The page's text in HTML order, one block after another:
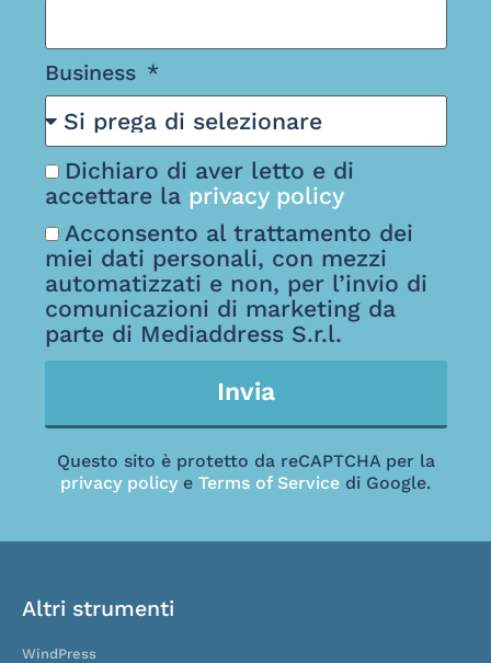
Business
Dichiaro di aver letto e di
accettare la privacy policy
Acconsento al trattamento dei
miei dati personali, con mezzi
automatizzati e non, per l’invio di
comunicazioni di marketing da
parte di Mediaddress S.r.l.
Invia
Questo sito è protetto da reCAPTCHA per la
privacy policy e Terms of Service di Google.
Altri strumenti
WindPress